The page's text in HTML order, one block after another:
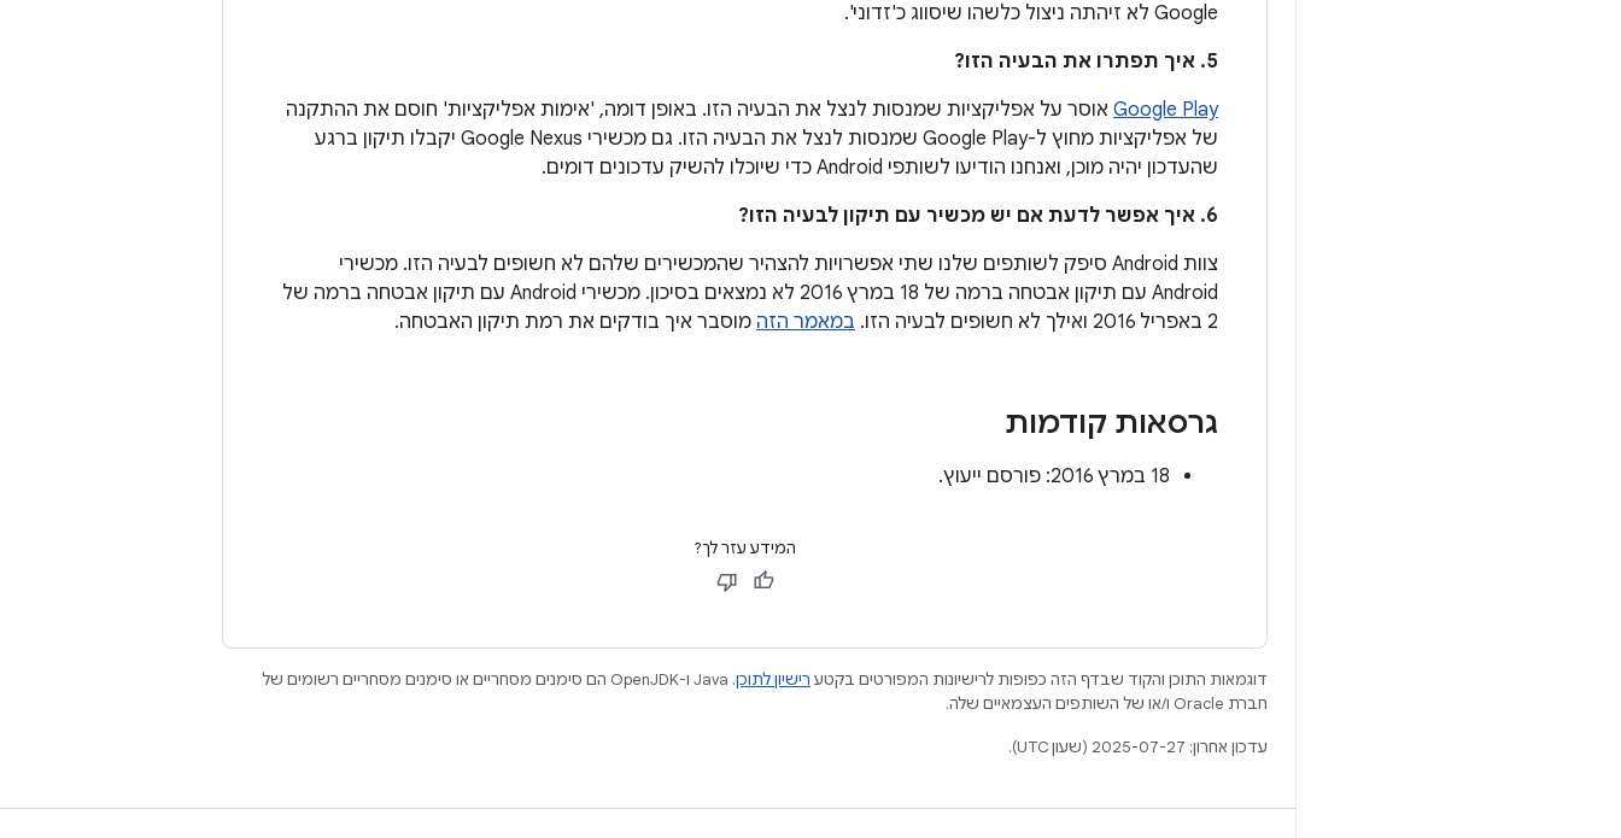
Google לא זיהתה ניצול כלשהו שיסווג כ'זדוני'.
5. איך תפתרו את הבעיה הזו?
Google Play אוסר על אפליקציות שמנסות לנצל את הבעיה הזו. באופן דומה, 'אימות אפליקציות' חוסם את ההתקנה
של אפליקציות מחוץ ל-Google Play שמנסות לנצל את הבעיה הזו. גם מכשירי Google Nexus יקבלו תיקון ברגע
שהעדכון יהיה מוכן, ואנחנו הודיעו לשותפי Android כדי שיוכלו להשיק עדכונים דומים.
6. איך אפשר לדעת אם יש מכשיר עם תיקון לבעיה הזו?
צוות Android סיפק לשותפים שלנו שתי אפשרויות להצהיר שהמכשירים שלהם לא חשופים לבעיה הזו. מכשירי
Android עם תיקון אבטחה ברמה של 18 במרץ 2016 לא נמצאים בסיכון. מכשירי Android עם תיקון אבטחה ברמה של
2 באפריל 2016 ואילך לא חשופים לבעיה הזו.
במאמר הזה מוסבר איך בודקים את רמת תיקון האבטחה.
גרסאות קודמות
18 במרץ 2016: פורסם ייעוץ.
המידע עזר לך?
דוגמאות התוכן והקוד שבדף הזה כפופות לרישיונות המפורטים בקטע רישיון לתוכן
.‏ Java ו-OpenJDK הם סימנים מסחריים או סימנים מסחריים רשומים של
חברת Oracle ו/או של השותפים העצמאיים שלה.
עדכון אחרון: 2025-07-27 (שעון UTC).